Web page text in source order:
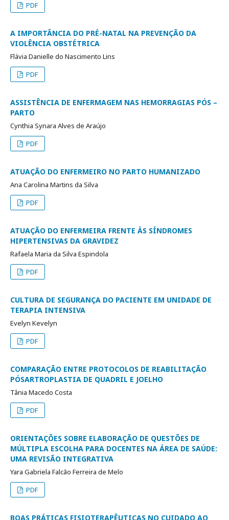
PDF
A IMPORTÂNCIA DO PRÉ-NATAL NA PREVENÇÃO DA
VIOLÊNCIA OBSTÉTRICA
Flávia Danielle do Nascimento Lins
PDF
ASSISTÊNCIA DE ENFERMAGEM NAS HEMORRAGIAS PÓS –
PARTO
Cynthia Synara Alves de Araújo
PDF
ATUAÇÃO DO ENFERMEIRO NO PARTO HUMANIZADO
Ana Carolina Martins da Silva
PDF
ATUAÇÃO DO ENFERMEIRA FRENTE ÀS SÍNDROMES
HIPERTENSIVAS DA GRAVIDEZ
Rafaela Maria da Silva Espindola
PDF
CULTURA DE SEGURANÇA DO PACIENTE EM UNIDADE DE
TERAPIA INTENSIVA
Evelyn Kevelyn
PDF
COMPARAÇÃO ENTRE PROTOCOLOS DE REABILITAÇÃO
PÓSARTROPLASTIA DE QUADRIL E JOELHO
Tânia Macedo Costa
PDF
ORIENTAÇÕES SOBRE ELABORAÇÃO DE QUESTÕES DE
MÚLTIPLA ESCOLHA PARA DOCENTES NA ÁREA DE SAÚDE:
UMA REVISÃO INTEGRATIVA
Yara Gabriela Falcão Ferreira de Melo
PDF
BOAS PRÁTICAS FISIOTERAPÊUTICAS NO CUIDADO AO